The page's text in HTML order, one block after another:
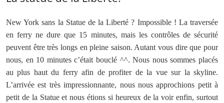
New York sans la Statue de la Liberté ? Impossible ! La traversée
en ferry ne dure que 15 minutes, mais les contrôles de sécurité
peuvent être très longs en pleine saison. Autant vous dire que pour
nous, en 10 minutes c’était bouclé ^^. Nous nous sommes placés
au plus haut du ferry afin de profiter de la vue sur la skyline.
L’arrivée est très impressionnante, nous nous approchions petit à
petit de la Statue et nous étions si heureux de la voir enfin, surtout